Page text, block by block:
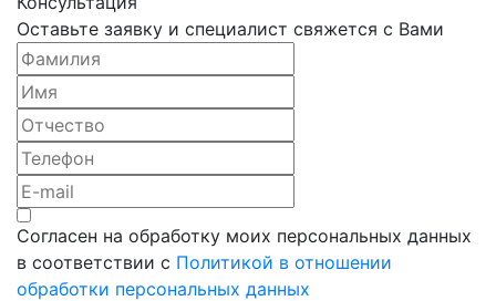
Оставьте заявку и специалист свяжется с Вами
Согласен на обработку моих персональных данных
в соответствии с Политикой в отношении
обработки персональных данных